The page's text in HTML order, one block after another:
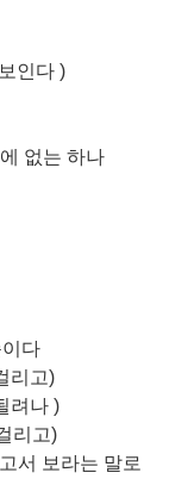
인다 )
없는 하나
다
리고)
려나 )
리고)
서 보라는 말로